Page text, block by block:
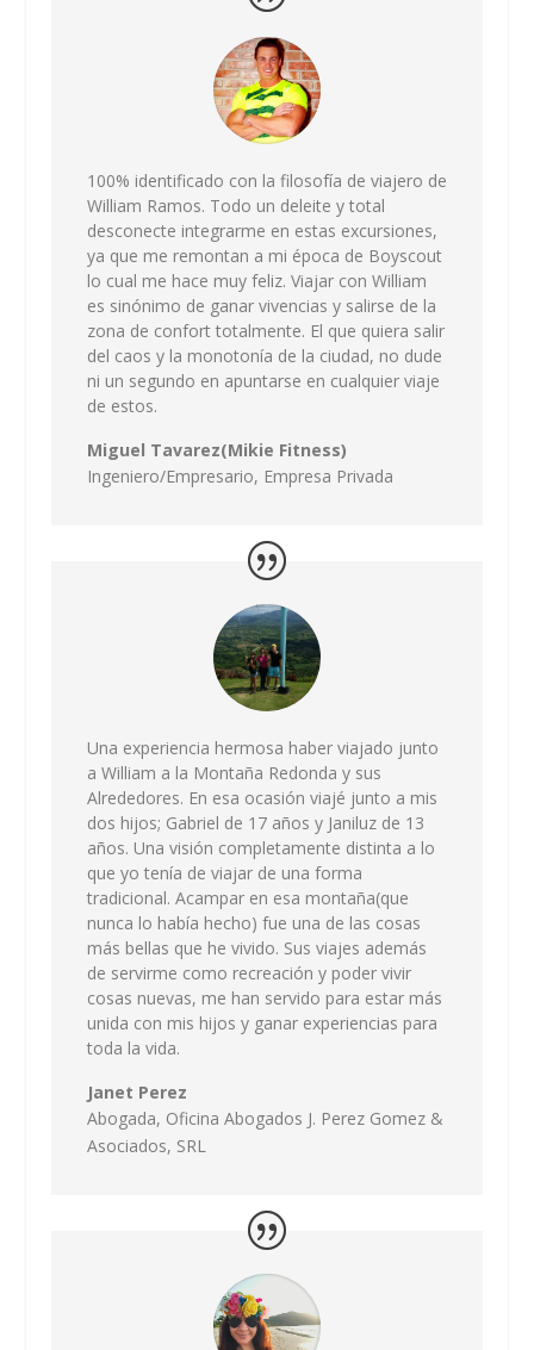
100% identificado con la filosofía de viajero de
William Ramos. Todo un deleite y total
desconecte integrarme en estas excursiones,
ya que me remontan a mi época de Boyscout
lo cual me hace muy feliz. Viajar con William
es sinónimo de ganar vivencias y salirse de la
zona de confort totalmente. El que quiera salir
del caos y la monotonía de la ciudad, no dude
ni un segundo en apuntarse en cualquier viaje
de estos.
Miguel Tavarez(Mikie Fitness)
Ingeniero/Empresario, Empresa Privada
Una experiencia hermosa haber viajado junto
a William a la Montaña Redonda y sus
Alrededores. En esa ocasión viajé junto a mis
dos hijos; Gabriel de 17 años y Janiluz de 13
años. Una visión completamente distinta a lo
que yo tenía de viajar de una forma
tradicional. Acampar en esa montaña(que
nunca lo había hecho) fue una de las cosas
más bellas que he vivido. Sus viajes además
de servirme como recreación y poder vivir
cosas nuevas, me han servido para estar más
unida con mis hijos y ganar experiencias para
toda la vida.
Janet Perez
Abogada, Oficina Abogados J. Perez Gomez &
Asociados, SRL